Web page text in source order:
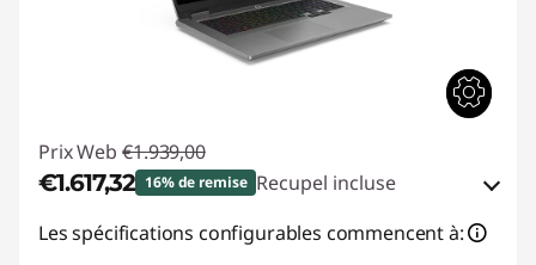
Prix Web €1.939,00
€1.617,32 16% de remise Recupel incluse
Bons de réduction en ligne :-€321,68
Les spécifications configurables commencent à: